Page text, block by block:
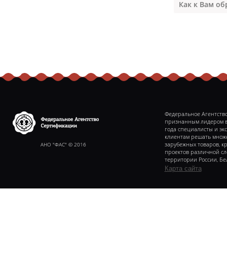
сертификаииАНО "ФАС" © 2016
Федеральное
признанным лидером
года специалисты и
клиентам решать
зарубежных товаров,
проектов различной
территории России,
Карта сайта